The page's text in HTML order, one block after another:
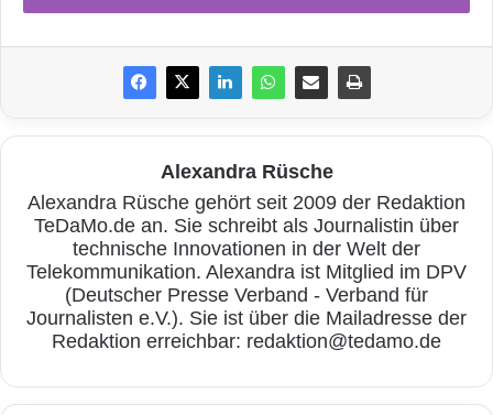
Lösung analysiert App-Stores und App-Daten
und verschafft Vermarktern, Produktmanagern
und App-Publishern sowie App-Entwicklern
einen Einblick in die wirtschaftlichen und
inhaltlichen Entwicklungen im App-TV-Markt.
Alexandra Rüsche
Alexandra Rüsche gehört seit 2009 der Redaktion
TeDaMo.de an. Sie schreibt als Journalistin über
technische Innovationen in der Welt der
Telekommunikation. Alexandra ist Mitglied im DPV
(Deutscher Presse Verband - Verband für
Journalisten e.V.). Sie ist über die Mailadresse der
Redaktion erreichbar: redaktion@tedamo.de